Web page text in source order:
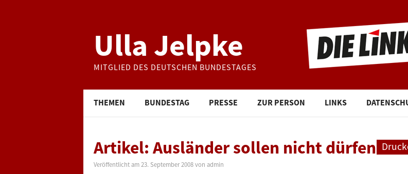
Ulla Jelpke
MITGLIED DES DEUTSCHEN BUNDESTAGES
THEMEN BUNDESTAG PRESSE ZUR PERSON LINKS
Artikel: Ausländer sollen nicht dürfen
Veröffentlicht am 23. September 2008 von admin